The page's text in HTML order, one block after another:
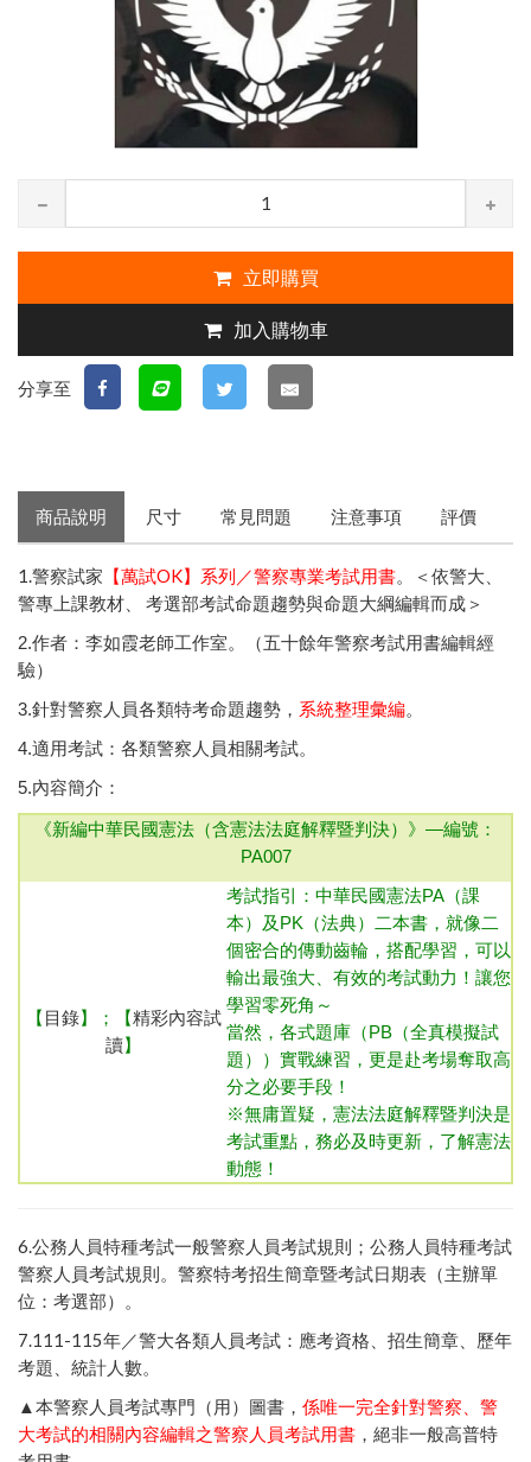
立即購買
加入購物車
分享至
商品說明 尺寸 常見問題 注意事項 評價
1.警察試家 【萬試OK】系列／警察專業考試用書。＜依警大、
警專上課教材、 考選部考試命題趨勢與命題大綱編輯而成＞
2.作者：李如霞老師工作室。（五十餘年警察考試用書編輯經
驗）
3.針對警察人員各類特考命題趨勢， 系統整理彙編。
4.適用考試：各類警察人員相關考試。
5.內容簡介：
《新編中華民國憲法（含憲法法庭解釋暨判決）》—編號：
PA007
【 目錄】；【精彩內容試
讀】
考試指引：中華民國憲法PA（課
本）及PK（法典）二本書，就像二
個密合的傳動齒輪，搭配學習，可以
輸出最強大、有效的考試動力！讓您
學習零死角～
當然，各式題庫（PB（全真模擬試
題））實戰練習，更是赴考場奪取高
分之必要手段！
※無庸置疑，憲法法庭解釋暨判決是
考試重點，務必及時更新，了解憲法
動態！
6.公務人員特種考試一般警察人員考試規則 ； 公務人員特種考試
警察人員考試規則 。 警察特考招生簡章暨考試日期表（主辦單
位：考選部）
。
7.111-115年／警大各類人員考試：應考資格、招生簡章、歷年
考題、統計人數。
▲本警察人員考試專門（用）圖書， 係唯一完全針對警察、警
大考試的相關內容編輯之警察人員考試用書 ，絕非一般高普特